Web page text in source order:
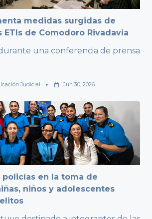
medidas surgidas de
ETIs de Comodoro Rivadavia
una conferencia de prensa
Judicial Jun 30, 2026
policías en la toma de
niños y adolescentes